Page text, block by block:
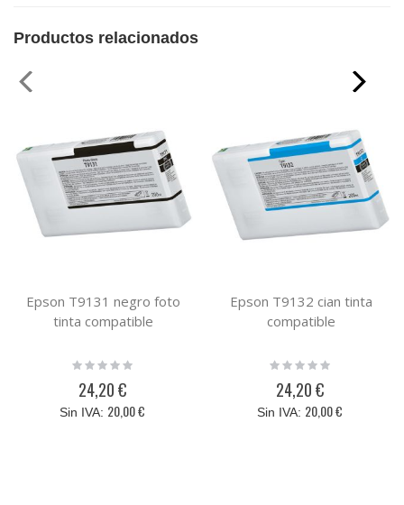
Productos relacionados
Epson T9131 negro foto
tinta compatible
Rating:
24,20 €
20,00 €
Epson T9132 cian tinta
compatible
Rating:
24,20 €
20,00 €